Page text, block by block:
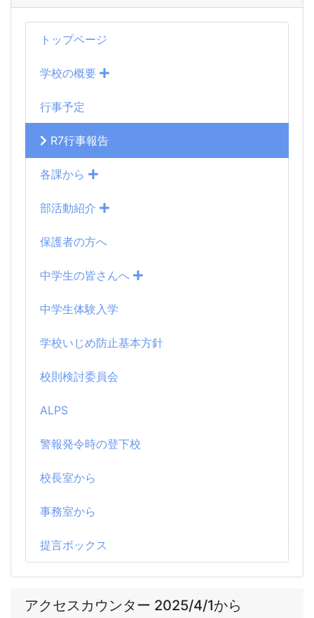
トップページ
学校の概要
行事予定
R7行事報告
各課から
部活動紹介
保護者の方へ
中学生の皆さんへ
中学生体験入学
学校いじめ防止基本方針
校則検討委員会
ALPS
警報発令時の登下校
校長室から
事務室から
提言ボックス
アクセスカウンター 2025/4/1から